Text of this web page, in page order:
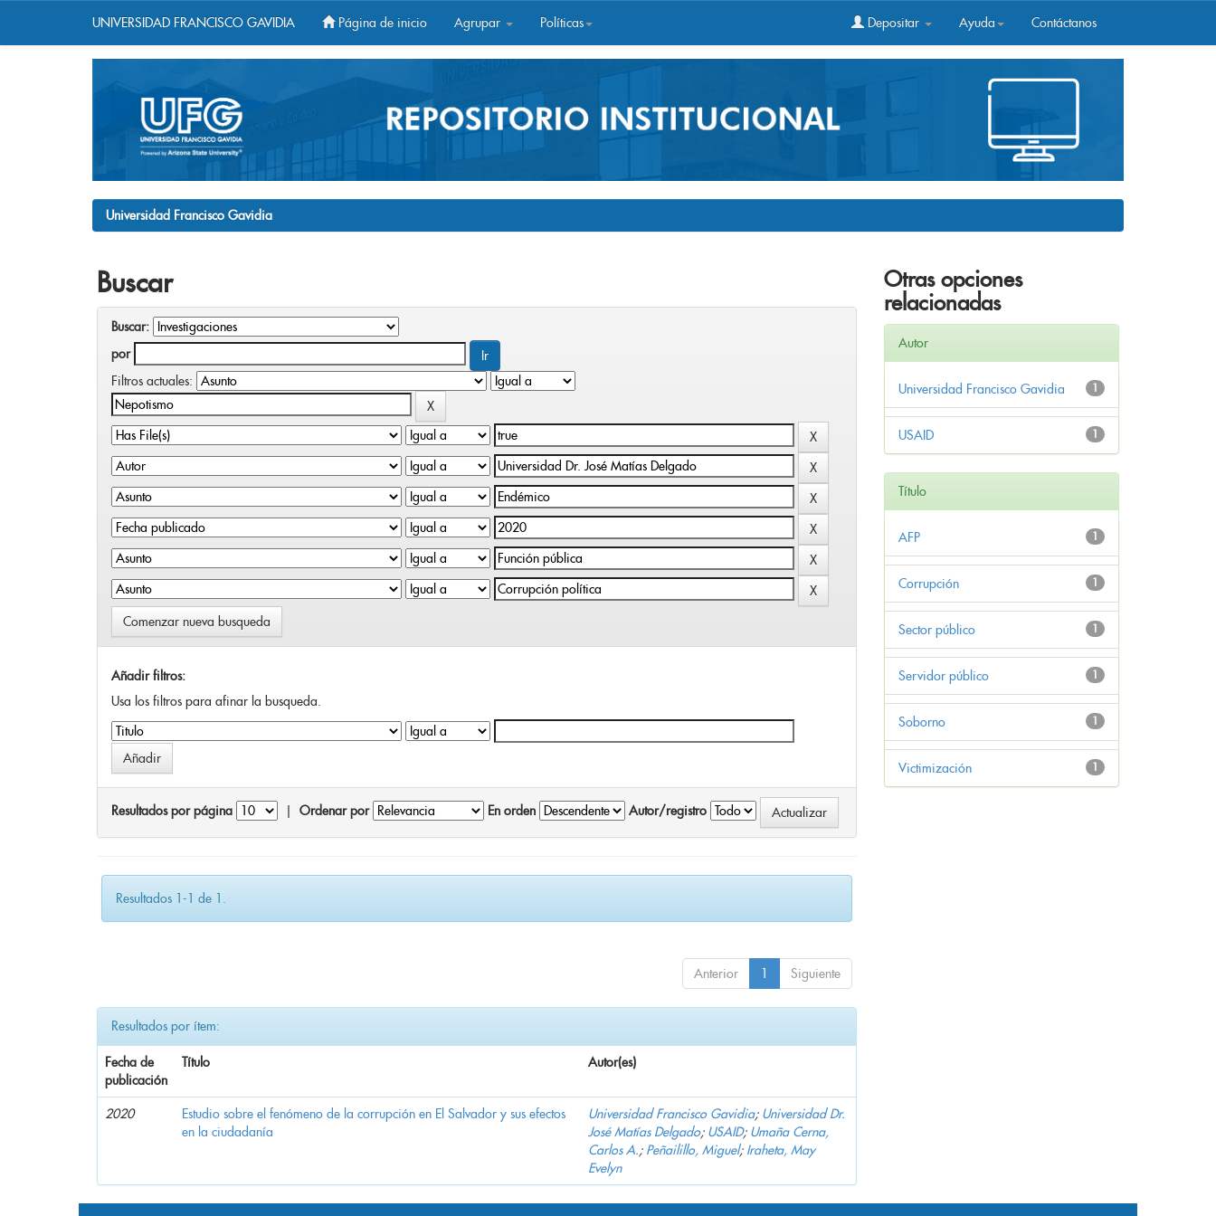
UNIVERSIDAD FRANCISCO GAVIDIA Página de inicio Agrupar Políticas Depositar Ayuda Contáctanos
Universidad Francisco Gavidia
Buscar
Buscar:
por
Filtros actuales:
Comenzar nueva busqueda
Añadir filtros:
Usa los filtros para afinar la busqueda.
Resultados por página Ordenar por En orden Autor/registro
Resultados 1-1 de 1.
Anterior 1 Siguiente
Resultados por ítem:
Fecha de
publicación
Título Autor(es)
2020
Estudio sobre el fenómeno de la corrupción en El Salvador y sus efectos
en la ciudadanía
Universidad Francisco Gavidia; Universidad Dr.
José Matías Delgado; USAID; Umaña Cerna,
Carlos A.; Peñailillo, Miguel; Iraheta, May
Evelyn
Otras opciones
relacionadas
Autor
1
Universidad Francisco Gavidia
1
USAID
Título
1
AFP
1
Corrupción
1
Sector público
1
Servidor público
1
Soborno
1
Victimización